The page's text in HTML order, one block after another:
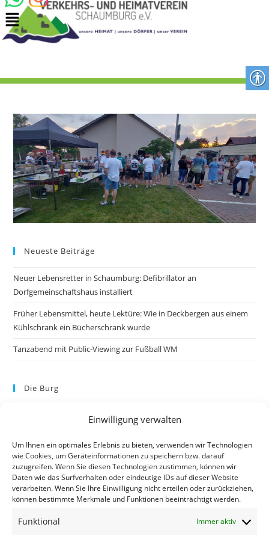
Einwilligung verwalten
Um Ihnen ein optimales Erlebnis zu bieten, verwenden wir Technologien
wie Cookies, um Geräteinformationen zu speichern bzw. darauf
zuzugreifen. Wenn Sie diesen Technologien zustimmen, können wir
Daten wie das Surfverhalten oder eindeutige IDs auf dieser Website
verarbeiten. Wenn Sie Ihre Einwilligung nicht erteilen oder zurückziehen,
können bestimmte Merkmale und Funktionen beeinträchtigt werden.
Funktional Immer aktiv
Neueste Beiträge
Neuer Lebensretter in Schaumburg: Defibrillator an
Dorfgemeinschaftshaus installiert
Früher Lebensmittel, heute Lektüre: Wie in Deckbergen aus einem
Kühlschrank ein Bücherschrank wurde
Tanzabend mit Public-Viewing zur Fußball WM
Die Burg